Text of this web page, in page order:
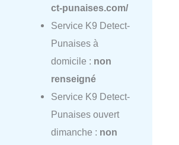
ct-punaises.com/
Service K9 Detect-
Punaises à
domicile : non
renseigné
Service K9 Detect-
Punaises ouvert
dimanche : non